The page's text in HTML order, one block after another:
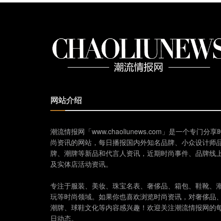
网站介绍
潮流情报网「www.chaoliunews.com」是一个专门分享
尚资讯的网站，每日播报国内外知名品牌、小众设计师
牌、潮牌等新品和代言人资讯，近期时尚事件、品牌线
及实体店活动资讯。
专注于服装、美妆、珠宝名表、奢侈品、箱包、鞋靴、
玩等时尚领域。如果你也喜欢浏览时尚资讯，对奢侈品
潮牌、球鞋文化等内容感兴趣！欢迎关注潮流情报网的
日动态。